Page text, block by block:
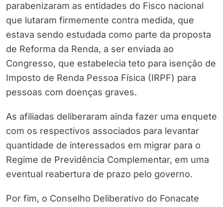
parabenizaram as entidades do Fisco nacional
que lutaram firmemente contra medida, que
estava sendo estudada como parte da proposta
de Reforma da Renda, a ser enviada ao
Congresso, que estabelecia teto para isenção de
Imposto de Renda Pessoa Física (IRPF) para
pessoas com doenças graves.
As afiliadas deliberaram ainda fazer uma enquete
com os respectivos associados para levantar
quantidade de interessados em migrar para o
Regime de Previdência Complementar, em uma
eventual reabertura de prazo pelo governo.
Por fim, o Conselho Deliberativo do Fonacate